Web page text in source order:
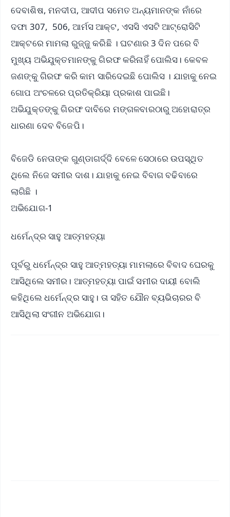
ଦେବାଶିଷ, ମନଦୀପ, ଆଦୀପ ସମେତ ଅନ୍ୟମାନଙ୍କ ନାଁରେ
ଦଫା 307, 506, ଆର୍ମସ ଆକ୍ଟ, ଏସସି ଏସଟି ଆଟ୍ରୋସିଟି
ଆକ୍ଟରେ ମାମଲା ରୁଜ୍ଜୁ କରିଛି । ଘଟଣାର 3 ଦିନ ପରେ ବି
ମୁଖ୍ୟ ଅଭିଯୁକ୍ତମାନଙ୍କୁ ଗିରଫ କରିନାହିଁ ପୋଲିସ। କେବଳ
ଜଣଙ୍କୁ ଗିରଫ କରି କାମ ସାରିଦେଇଛି ପୋଲିସ । ଯାହାକୁ ନେଇ
ଗୋପ ଅଂଚଳରେ ପ୍ରତିକ୍ରିୟା ପ୍ରକାଶ ପାଇଛି।
ଅଭିଯୁକ୍ତଙ୍କୁ ଗିରଫ ଦାବିରେ ମଙ୍ଗଳବାରଠାରୁ ଅହୋରାତ୍ର
ଧାରଣା ଦେବ ବିଜେପି।
ବିଜେଡି ନେତାଙ୍କ ଗୁଣ୍ଡାଗର୍ଦ୍ଦି ବେଳେ ସେଠାରେ ଉପସ୍ଥିତ
ଥିଲେ ନିଜେ ସମୀର ଦାଶ। ଯାହାକୁ ନେଇ ବିବାଗ ବଢିବାରେ
ଲାଗିଛି ।
ଅଭିଯୋଗ-1
ଧର୍ମେନ୍ଦ୍ର ସାହୁ ଆତ୍ମହତ୍ୟା
ପୂର୍ବରୁ ଧର୍ମେନ୍ଦ୍ର ସାହୁ ଆତ୍ମହତ୍ୟା ମାମଲାରେ ବିବାଦ ଘେରକୁ
ଆସିଥିଲେ ସମୀର। ଆତ୍ମହତ୍ୟା ପାଇଁ ସମୀର ଦାୟୀ ବୋଲି
କହିଥିଲେ ଧର୍ମେନ୍ଦ୍ର ସାହୁ। ତା ସହିତ ଯୌନ ବ୍ୟଭିଚାରର ବି
ଆସିଥିଲା ସଂଗୀନ ଅଭିଯୋଗ।